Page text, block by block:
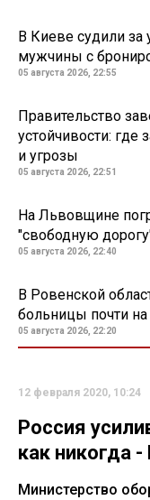
В Киеве судили за
мужчины с
05 августа 2026, 22:55
Правительство
устойчивости:
и угрозы
05 августа 2026, 22:51
На Львовщине
"свободную
05 августа 2026, 22:40
В Ровенской
больницы почти
05 августа 2026, 22:20
12 февраля 2020, 10:24
Россия
как никогда
Министерство